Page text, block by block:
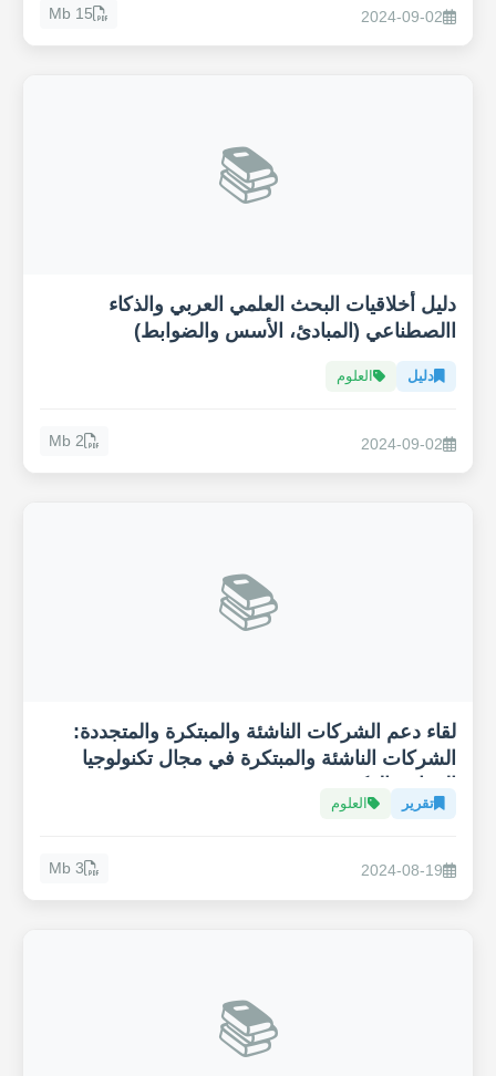
2024-09-02
15 Mb
📚
دليل أخلاقيات البحث العلمي العربي والذكاء
االصطناعي (المبادئ، الأسس والضوابط)
دليل العلوم
2024-09-02
2 Mb
📚
لقاء دعم الشركات الناشئة والمبتكرة والمتجددة:
الشركات الناشئة والمبتكرة في مجال تكنولوجيا
تقرير العلوم
2024-08-19
3 Mb
📚